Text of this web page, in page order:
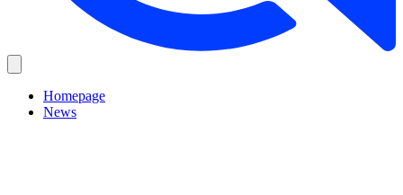
Homepage
News